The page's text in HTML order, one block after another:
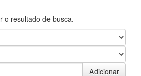
o resultado de busca.